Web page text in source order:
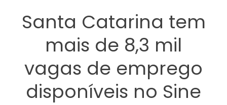
Santa Catarina tem
mais de 8,3 mil
vagas de emprego
disponíveis no Sine